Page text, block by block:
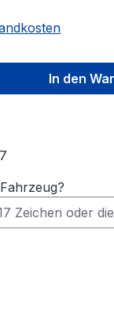
denIn den